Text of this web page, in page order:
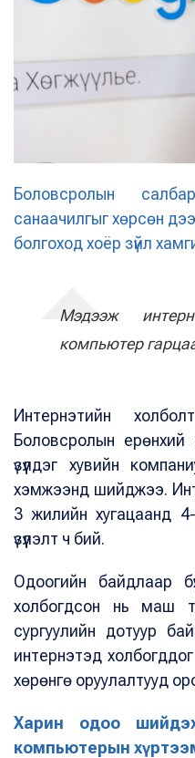
Боловсролын
санаачилгыг хөрсөн
болгоход хоёр зүйл
Мэдээж
компьютер
Интернэтийн
Боловсролын ерөнхий
үзүүлдэг хувийн
хэмжээнд шийджээ.
3 жилийн хугацаанд
үзүүлэлт ч бий.
Одоогийн байдлаар
холбогдсон нь маш
сургуулийн дотуур
интернэтэд
хөрөнгө оруулалтууд
Харин одоо
компьютерын